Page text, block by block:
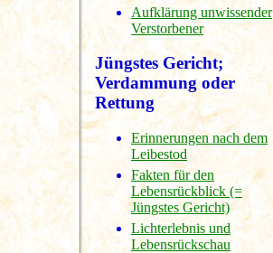
Aufklärung unwissender
Verstorbener
Jüngstes Gericht;
Verdammung oder
Rettung
Erinnerungen nach dem
Leibestod
Fakten für den
Lebensrückblick (=
Jüngstes Gericht)
Lichterlebnis und
Lebensrückschau